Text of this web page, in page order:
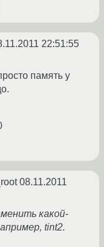
22:51:55
память у
08.11.2011
какой-
tint2.